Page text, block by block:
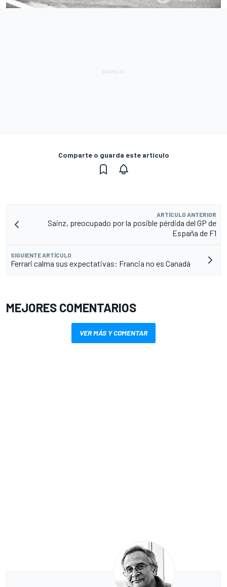
Comparte o guarda este artículo
ARTÍCULO ANTERIOR
Sainz, preocupado por la posible pérdida del GP de
España de F1
SIGUIENTE ARTÍCULO
Ferrari calma sus expectativas: Francia no es Canadá
MEJORES COMENTARIOS
VER MÁS Y COMENTAR